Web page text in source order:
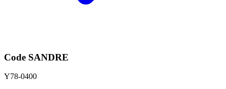
Code SANDRE
Y78-0400